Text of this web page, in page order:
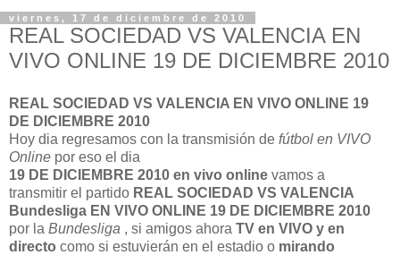
viernes, 17 de diciembre de 2010
REAL SOCIEDAD VS VALENCIA EN
VIVO ONLINE 19 DE DICIEMBRE 2010
REAL SOCIEDAD VS VALENCIA EN VIVO ONLINE 19
DE DICIEMBRE 2010
Hoy dia regresamos con la transmisión de fútbol en VIVO
Online por eso el dia
19 DE DICIEMBRE 2010 en vivo online vamos a
transmitir el partido REAL SOCIEDAD VS VALENCIA
Bundesliga EN VIVO ONLINE 19 DE DICIEMBRE 2010
por la Bundesliga , si amigos ahora TV en VIVO y en
directo como si estuvierán en el estadio o mirando